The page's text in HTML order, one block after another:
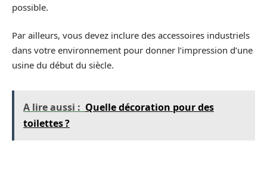
possible.
Par ailleurs, vous devez inclure des accessoires industriels
dans votre environnement pour donner l’impression d’une
usine du début du siècle.
A lire aussi : Quelle décoration pour des
toilettes ?